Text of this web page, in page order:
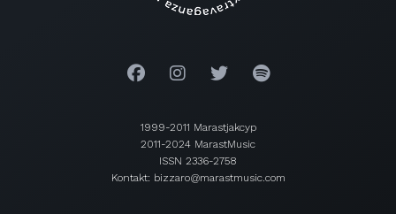
1999-2011 Marastjakcyp
2011-2024 MarastMusic
ISSN 2336-2758
Kontakt: bizzaro@marastmusic.com